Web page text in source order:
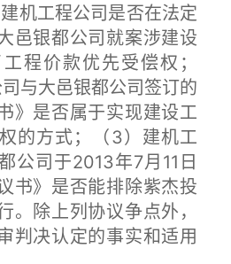
机工程公司是否在法定
邑银都公司就案涉建设
程价款优先受偿权；
司与大邑银都公司签订的
》是否属于实现建设工
的方式；（3）建机工
公司于2013年7月11日
书》是否能排除紫杰投
。除上列协议争点外，
判决认定的事实和适用